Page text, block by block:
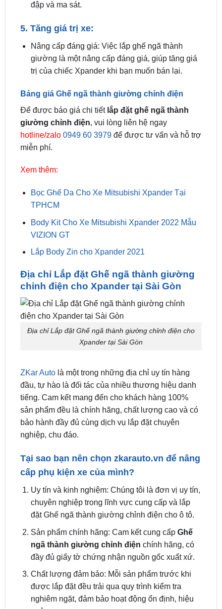
5. Tăng giá trị xe:
giường là một nâng cấp đáng giá, giúp tăng giá
trị của chiếc Xpander khi bạn muốn bán lại.
Bảng giá Ghế ngã thành giường chỉnh điện
giường chỉnh điện , vui lòng liên hệ ngay
hotline/zalo 0949 60 3979để được tư vấn và hỗ trợ
miễn phí.
Xem thêm:
Bọc Ghế Da Cho Xe Mitsubishi Xpander Tại
Body Kit Cho Xe Mitsubishi Xpander 2022 Mẫu
VIZION GT
Lắp Body Zin cho Xpander 2021
Địa chỉ Lắp đặt Ghế ngã thành giường
Địa chỉ Lắp đặt Ghế ngã thành giường chỉnh điện cho
Xpander tại Sài Gòn
là một trong những địa chỉ uy tín hàng
tiếng. Cam kết mang đến cho khách hàng 100%
sản phẩm đều là chính hãng, chất lượng cao và có
bảo hành đầy đủ cùng dịch vụ lắp đặt chuyên
nghiệp, chu đáo.
Tại sao bạn nên chọn
Uy tín và kinh nghiệm: Chúng tôi là đơn vị uy tín,
chuyên nghiệp trong lĩnh vực cung cấp và lắp
đặt Ghế ngã thành giường chỉnh điện cho ô tô.
Sản phẩm chính hãng: Cam kết cung cấpGhế
ngã thành giường chỉnh điệnchính hãng, có
đầy đủ giấy tờ chứng nhận nguồn gốc xuất xứ.
Chất lượng đảm bảo: Mỗi sản phẩm trước khi
được lắp đặt đều trải qua quy trình kiểm tra
nghiêm ngặt, đảm bảo hoạt động ổn định, hiệu
quả.
Dịch vụ chuyên nghiệp: Đội ngũ kỹ thuật viên